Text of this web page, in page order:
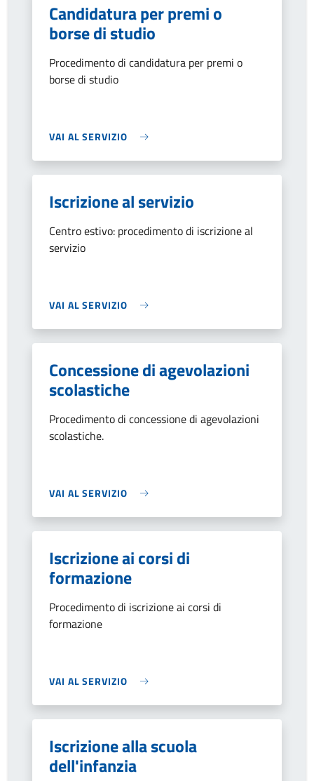
Candidatura per premi o
borse di studio
Procedimento di candidatura per premi o
borse di studio
VAI AL SERVIZIO
Iscrizione al servizio
Centro estivo: procedimento di iscrizione al
servizio
VAI AL SERVIZIO
Concessione di agevolazioni
scolastiche
Procedimento di concessione di agevolazioni
scolastiche.
VAI AL SERVIZIO
Iscrizione ai corsi di
formazione
Procedimento di iscrizione ai corsi di
formazione
VAI AL SERVIZIO
Iscrizione alla scuola
dell'infanzia